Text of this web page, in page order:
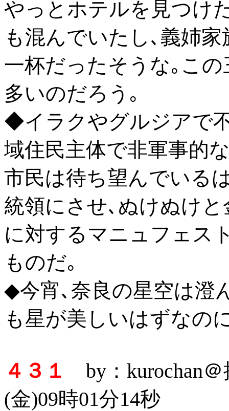
やっとホテルを見つけ
も混んでいたし､義姉
一杯だったそうな｡こ
多いのだろう｡
◆イラクやグルジアで
域住民主体で非軍事的
市民は待ち望んでいる
統領にさせ､ぬけぬけ
に対するマニュフェス
ものだ｡
◆今宵､奈良の星空は澄
も星が美しいはずなの
４３１
by：kurochan
(金)09時01分14秒